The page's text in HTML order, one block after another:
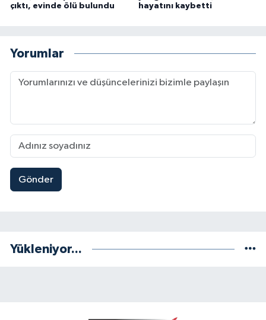
çıktı, evinde ölü bulundu
hayatını kaybetti
Yorumlar
Gönder
Yükleniyor...